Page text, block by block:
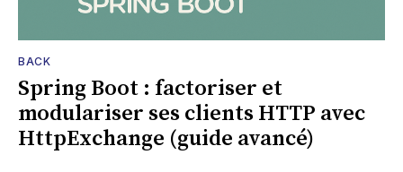
BACK
Spring Boot : factoriser et
modulariser ses clients HTTP avec
HttpExchange (guide avancé)